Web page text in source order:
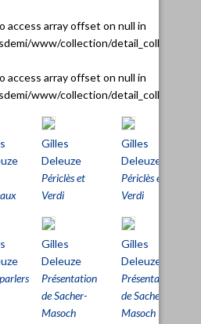
access array offset on null in
www/collection/
access array offset on null in
www/collection/
Gilles
Deleuze
Périclès et
Verdi
Gilles
Deleuze
Périclès et
Verdi
Gilles
Deleuze
Présentation
de Sacher-
Masoch
Gilles
Deleuze
Présentation
de Sacher-
Masoch